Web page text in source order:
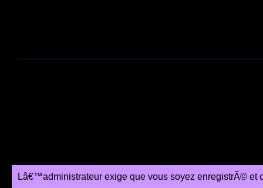
Lâ€™administrateur exige que vous soyez enregistrÃ©